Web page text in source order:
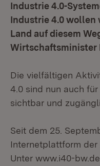
Industrie 4.0-
Industrie 4.0 wollen
Land auf diesem
Wirtschaftsminister
Die vielfältigen
4.0 sind nun auch
sichtbar und
Seit dem 25.
Internetplattform der
Unter www.i40-